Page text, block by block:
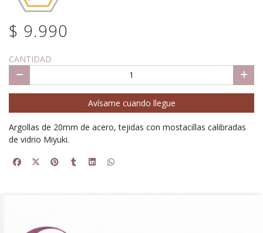
$ 9.990
CANTIDAD
Avísame cuando llegue
Argollas de 20mm de acero, tejidas con mostacillas calibradas
de vidrio Miyuki.